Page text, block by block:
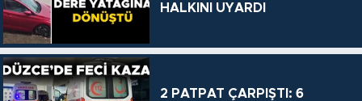
HALKINI UYARDI
2 PATPAT ÇARPIŞTI: 6